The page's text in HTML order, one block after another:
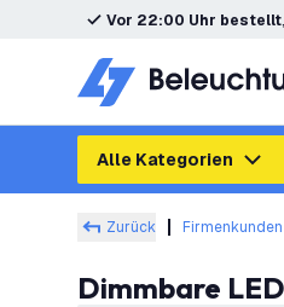
Vor 22:00 Uhr bestellt
Alle Kategorien
Zurück Firmenkunden
Dimmbare